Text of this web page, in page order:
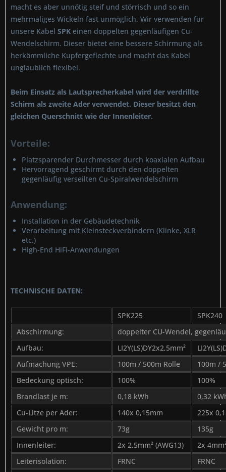
macht es aber unnötig steif und störrisch und so ein
mehrmaliges Wickeln fast unmöglich. Wir verwenden für
unsere Kabel SPK einen doppelten gegenläufigen Cu-
Wendelschirm. Dieser bietet eine bessere Schirmung als
herkömmliche Kupfergeflechte und macht das Kabel
unglaublich flexibel.
Beim Einsatz als Lautsprecherkabel wird der verdrillte
Schirm als zweite Ader verwendet. Dieser besitzt den
gleichen Querschnitt wie der Innenleiter.
Vorteile:
Platzsparender Durchmesser durch koaxialen Aufbau
Hervorragend geschirmt durch den doppelten
gegenläufig verseilten Cu-Spiralwendelschirm
Anwendung:
Installation in der Gebäudetechnik
Verarbeitung mit Kleinsteckverbindern (Klinke, XLR
etc.)
High-End HiFi-Anwendungen
TECHNISCHE DATEN:
SPK225
SPK240
Abschirmung:
doppelter CU-Wendel,
Aufbau:
LI2Y(LS)DY2x2,5mm²
Aufmachung VPE:
100m / 500m Rolle
100m /
Bedeckung optisch:
100%
100%
Brandlast je m:
0,18 kWh
0,32
Cu-Litze per Ader:
140x 0,15mm
225x
Gewicht pro m:
73g
135g
Innenleiter:
2x 2,5mm² (AWG13)
2x
Leiterisolation:
FRNC
FRNC